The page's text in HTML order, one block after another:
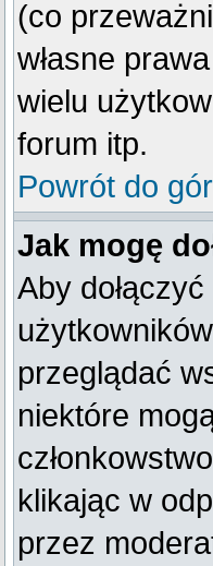
(co
własne
wielu
forum itp.
Powrót do
Jak mogę
Aby
przeglądać
niektóre
klikając w
przez